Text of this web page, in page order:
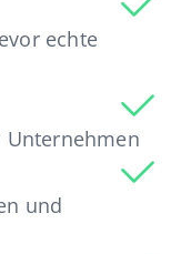
echte
Unternehmen
und